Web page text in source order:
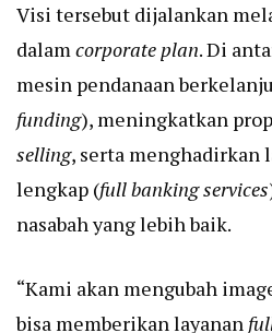
Visi tersebut dijalankan
dalamcorporate plan. Di
mesin pendanaan
funding), meningkatkan
selling, serta menghadirkan
lengkap (full banking services
nasabah yang lebih baik.
“Kami akan mengubah
bisa memberikan layanan